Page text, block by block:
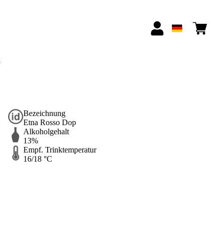
Bezeichnung
Etna Rosso Dop
Alkoholgehalt
13%
Empf. Trinktemperatur
16/18 °C